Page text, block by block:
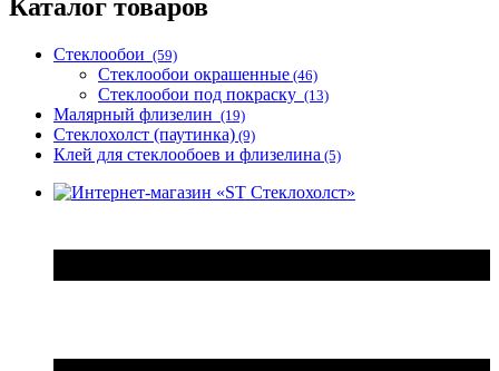
Каталог товаров
Стеклообои (59)
Стеклообои окрашенные (46)
Стеклообои под покраску (13)
Малярный флизелин (19)
Стеклохолст (паутинка) (9)
Клей для стеклообоев и флизелина (5)